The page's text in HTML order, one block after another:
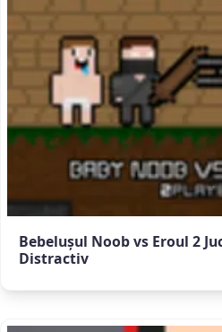
Bebelușul Noob vs Eroul 2
Distractiv